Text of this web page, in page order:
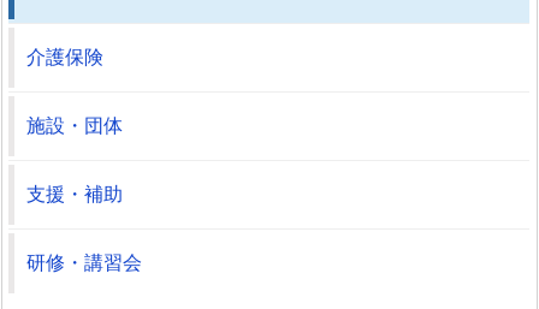
介護保険
施設・団体
支援・補助
研修・講習会